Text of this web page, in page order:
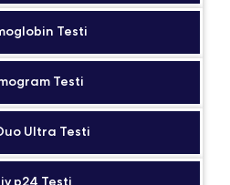
Testi
Testi
Ultra Testi
p24 Testi